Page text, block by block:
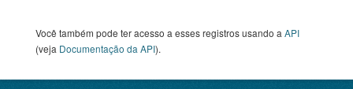
Você também pode ter acesso a esses registros usando a API
(veja Documentação da API).